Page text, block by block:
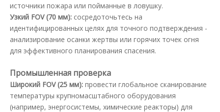
источники пожара или пойманные в ловушку.
Узкий FOV (70 мм): сосредоточьтесь на
идентифицированных целях для точного подтверждения -
анализирование осанки жертвы или горячих точек огня
для эффективного планирования спасения.
Промышленная проверка
Широкий FOV (25 мм): провести глобальное сканирование
температуры крупномасштабного оборудования
(например, энергосистемы, химические реакторы) для